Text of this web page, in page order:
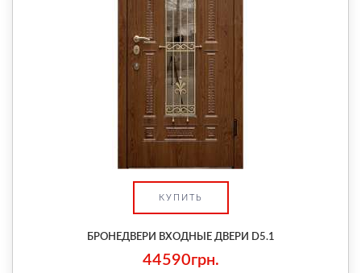
КУПИТЬ
БРОНЕДВЕРИ ВХОДНЫЕ ДВЕРИ D5.1
44590грн.